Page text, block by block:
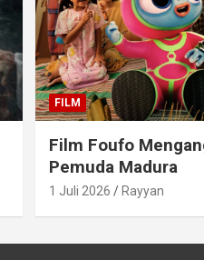
FILM
Film Foufo
Pemuda Madura
1 Juli 2026 Rayyan